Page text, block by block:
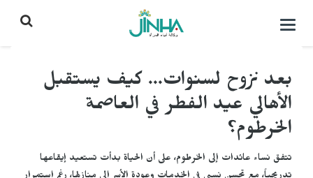
التحكم
بعد نزوح لسنوات... كيف يستقبل
الأهالي عيد الفطر في العاصمة
الخرطوم؟
تتفق نساء عائدات إلى الخرطوم، على أن الحياة بدأت تستعيد إيقاعها